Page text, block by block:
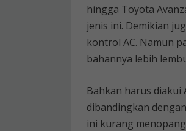
hingga Toyota
jenis ini. Demikian
kontrol AC. Namun
bahannya lebih
Bahkan harus diakui
dibandingkan
ini kurang